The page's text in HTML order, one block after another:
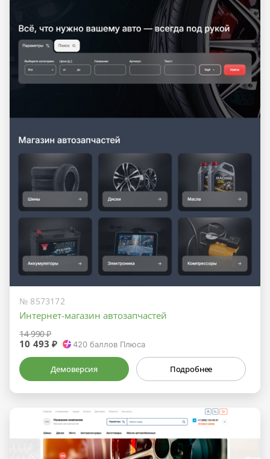
№ 8573172
Интернет-магазин автозапчастей
14 990 ₽
10 493 ₽ 420баллов Плюса
Демоверсия Подробнее